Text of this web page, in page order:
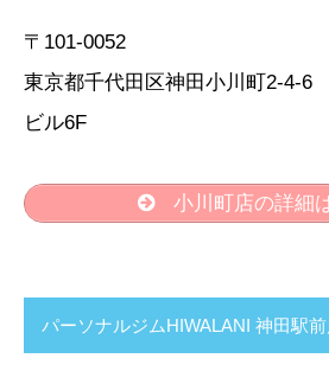
〒101-0052
東京都千代田区神田小川町2-4-6
ビル6F
小川町店の詳細
パーソナルジムHIWALANI 神田駅